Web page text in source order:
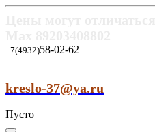
+7(4932)58-02-62
kreslo-37@ya.ru
Пусто